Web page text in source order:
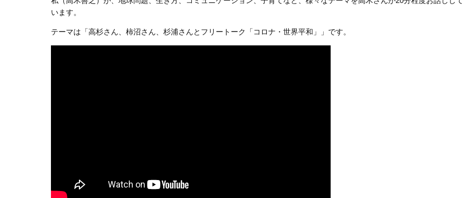
います。
テーマは「高杉さん、柿沼さん、杉浦さんとフリートーク「コロナ・世界平和」」です。